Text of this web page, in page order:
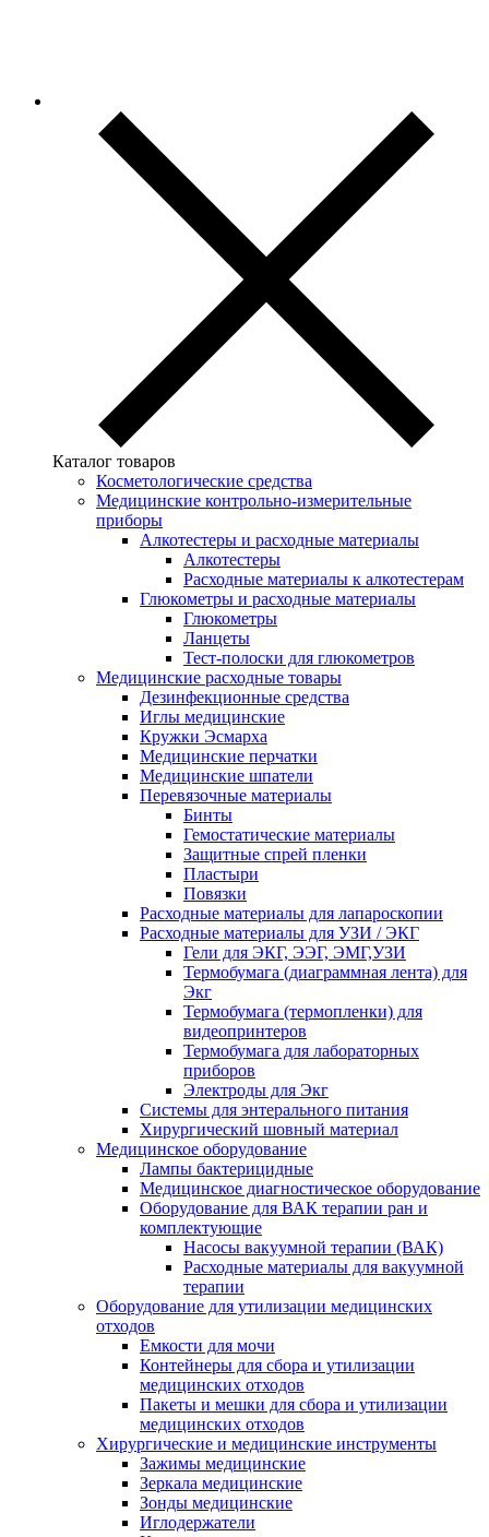
Каталог товаров
Косметологические средства
Медицинские контрольно-измерительные
приборы
Алкотестеры и расходные материалы
Алкотестеры
Расходные материалы к алкотестерам
Глюкометры и расходные материалы
Глюкометры
Ланцеты
Тест-полоски для глюкометров
Медицинские расходные товары
Дезинфекционные средства
Иглы медицинские
Кружки Эсмарха
Медицинские перчатки
Медицинские шпатели
Перевязочные материалы
Бинты
Гемостатические материалы
Защитные спрей пленки
Пластыри
Повязки
Расходные материалы для лапароскопии
Расходные материалы для УЗИ / ЭКГ
Гели для ЭКГ, ЭЭГ, ЭМГ,УЗИ
Термобумага (диаграммная лента) для
Экг
Термобумага (термопленки) для
видеопринтеров
Термобумага для лабораторных
приборов
Электроды для Экг
Системы для энтерального питания
Хирургический шовный материал
Медицинское оборудование
Лампы бактерицидные
Медицинское диагностическое оборудование
Оборудование для ВАК терапии ран и
комплектующие
Насосы вакуумной терапии (ВАК)
Расходные материалы для вакуумной
терапии
Оборудование для утилизации медицинских
отходов
Емкости для мочи
Контейнеры для сбора и утилизации
медицинских отходов
Пакеты и мешки для сбора и утилизации
медицинских отходов
Хирургические и медицинские инструменты
Зажимы медицинские
Зеркала медицинские
Зонды медицинские
Иглодержатели